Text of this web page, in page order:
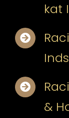
kat
&